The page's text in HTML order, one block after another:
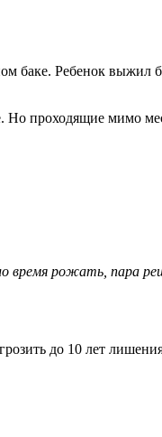
баке. Ребенок выжил
Но проходящие мимо
время рожать, пара
до 10 лет